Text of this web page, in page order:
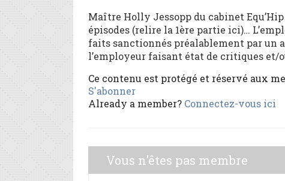
Maître Holly Jessopp du cabinet
épisodes (relire la 1ère partie ici)…
faits sanctionnés préalablement par un
l’employeur faisant état de critiques et/
Ce contenu est protégé et réservé aux
S'abonner
Already a member? Connectez-vous ici
Vous n'êtes pas membre